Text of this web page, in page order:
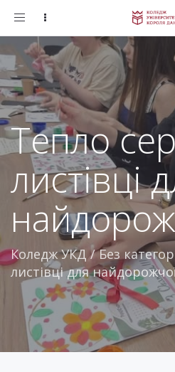
Toggle
Тепло
листівці
Коледж УКД/Без
листівці для